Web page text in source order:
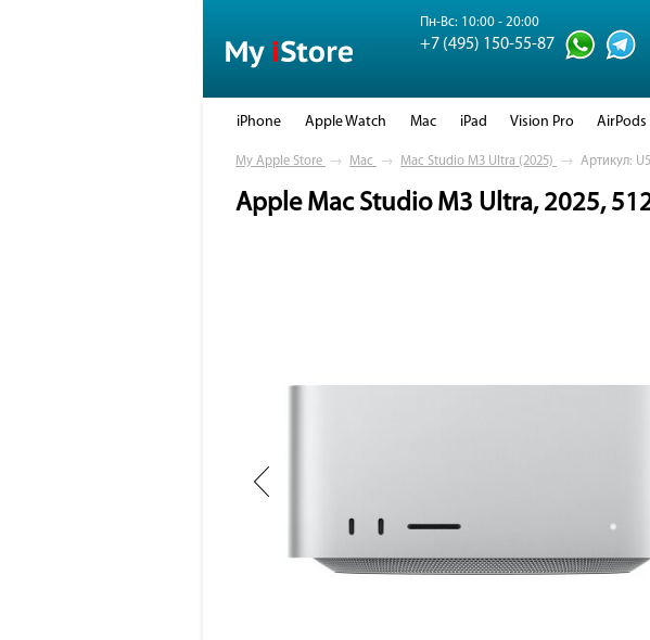
Пн-Вс: 10:00 - 20:00
+7 (495) 150-55-87
iPhone Apple Watch Mac iPad Vision Pro AirPods
My Apple Store → Mac → Mac Studio M3 Ultra (2025) → Артикул:
Apple Mac Studio M3 Ultra, 2025,